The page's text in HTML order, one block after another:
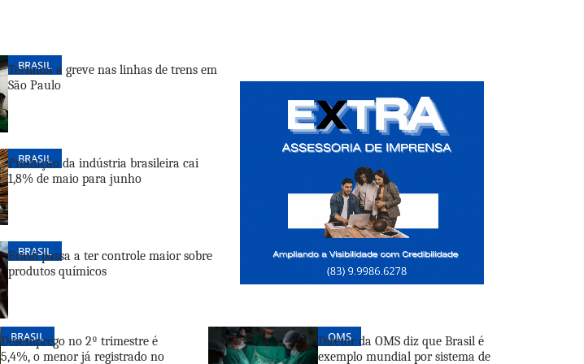
BRASIL
Termina a greve nas linhas de trens em
São Paulo
BRASIL
Produção da indústria brasileira cai
1,8% de maio para junho
BRASIL
Brasil passa a ter controle maior sobre
produtos químicos
BRASIL
Desemprego no 2º trimestre é
5,4%, o menor já registrado no
OMS
Diretor da OMS diz que Brasil é
exemplo mundial por sistema de